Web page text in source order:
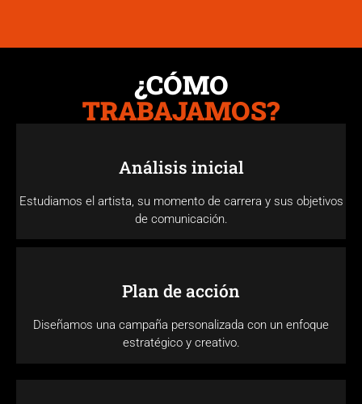
¿CÓMO
TRABAJAMOS?
Análisis inicial
Estudiamos el artista, su momento de carrera y sus objetivos
de comunicación.
Plan de acción
Diseñamos una campaña personalizada con un enfoque
estratégico y creativo.